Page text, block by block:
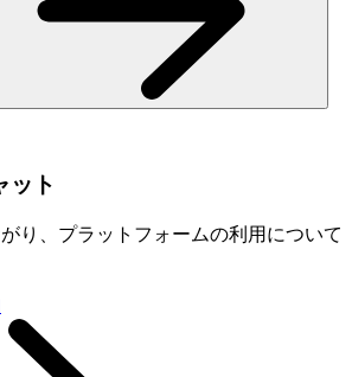
ット
り、プラットフォームの利用について